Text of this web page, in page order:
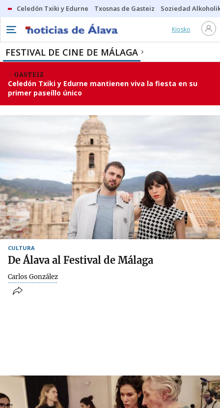
Celedón Txiki y Edurne Txosnas de Gasteiz Soziedad
Kiosko
FESTIVAL DE CINE DE MÁLAGA
GASTEIZ
Celedón Txiki y Edurne mantienen viva la fiesta en su
primer paseíllo único
CULTURA
De Álava al Festival de Málaga
Carlos González